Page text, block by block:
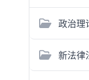
政治理
新法律